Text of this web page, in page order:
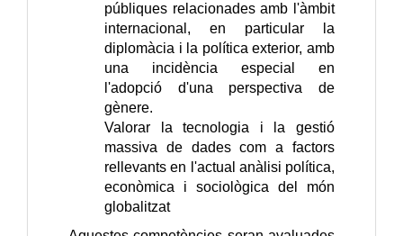
públiques relacionades amb l'àmbit
internacional, en particular la
diplomàcia i la política exterior, amb
una incidència especial en
l'adopció d'una perspectiva de
gènere.
Valorar la tecnologia i la gestió
massiva de dades com a factors
rellevants en l'actual anàlisi política,
econòmica i sociològica del món
globalitzat